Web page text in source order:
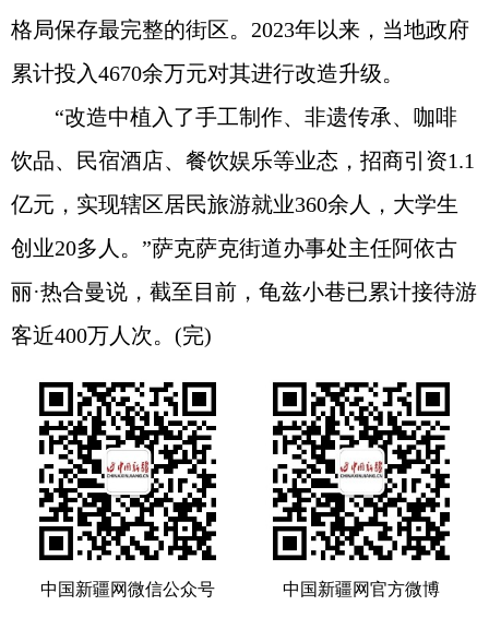
格局保存最完整的街区。2023年以来，当地政府
累计投入4670余万元对其进行改造升级。
“改造中植入了手工制作、非遗传承、咖啡
饮品、民宿酒店、餐饮娱乐等业态，招商引资1.1
亿元，实现辖区居民旅游就业360余人，大学生
创业20多人。”萨克萨克街道办事处主任阿依古
丽·热合曼说，截至目前，龟兹小巷已累计接待游
客近400万人次。(完)
中国新疆网微信公众号 中国新疆网官方微博